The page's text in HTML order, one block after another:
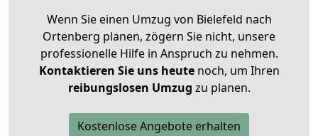
Wenn Sie einen Umzug von Bielefeld nach
Ortenberg planen, zögern Sie nicht, unsere
professionelle Hilfe in Anspruch zu nehmen.
Kontaktieren Sie uns heutenoch, um Ihren
reibungslosen Umzug zu planen.
Kostenlose Angebote erhalten